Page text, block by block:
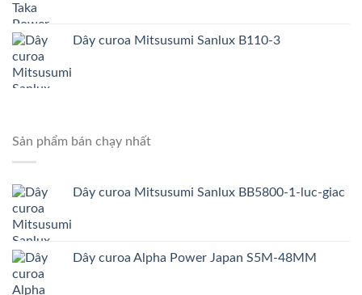
Dây curoa Mitsusumi Sanlux B110-3
Sản phẩm bán chạy nhất
Dây curoa Mitsusumi Sanlux BB5800-1-luc-giac
Dây curoa Alpha Power Japan S5M-48MM